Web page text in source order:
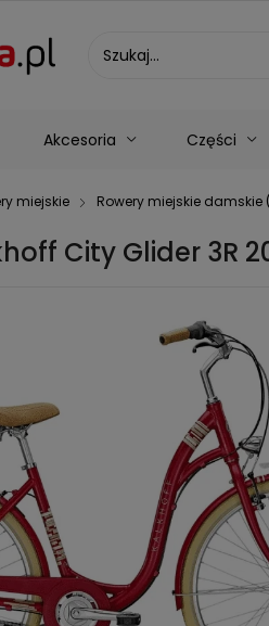
Akcesoria Części
miejskie Rowery miejskie
City Glider 3R